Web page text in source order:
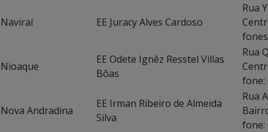
Naviraí EE Juracy Alves Cardoso
Rua
Nioaque
EE Odete Ignêz Resstel Villas
Bôas
Rua
fone:
Nova Andradina
EE Irman Ribeiro de Almeida
Silva
Rua
fone: